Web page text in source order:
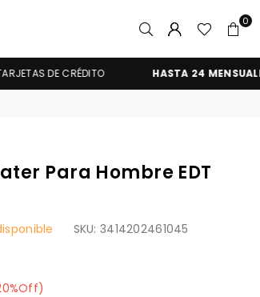
0
CRÉDITO HASTA 24 MENSUALIDADES
Para Hombre EDT
SKU:3414202461045
%Off)